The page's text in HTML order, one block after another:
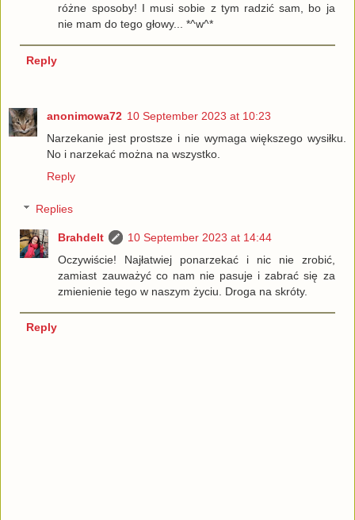
różne sposoby! I musi sobie z tym radzić sam, bo ja
nie mam do tego głowy... *^w^*
Reply
anonimowa72 10 September 2023 at 10:23
Narzekanie jest prostsze i nie wymaga większego wysiłku.
No i narzekać można na wszystko.
Reply
Replies
Brahdelt
10 September 2023 at 14:44
Oczywiście! Najłatwiej ponarzekać i nic nie zrobić,
zamiast zauważyć co nam nie pasuje i zabrać się za
zmienienie tego w naszym życiu. Droga na skróty.
Reply